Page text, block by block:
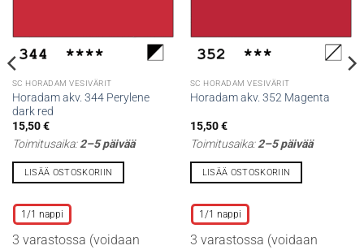
SC HORADAM VESIVÄRIT
Horadam akv. 344 Perylene
dark red
15,50€
Toimitusaika:2–5 päivää
LISÄÄ OSTOSKORIIN
tuotteella
on
useampi
1/1 nappi
3 varastossa (voidaan
SC HORADAM VESIVÄRIT
Horadam akv. 352 Magenta
15,50€
Toimitusaika:2–5 päivää
LISÄÄ OSTOSKORIIN
tuotteella
on
useampi
1/1 nappi
3 varastossa (voidaan